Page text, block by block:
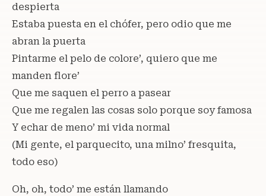
despierta
Estaba puesta en el chófer, pero odio que me
abran la puerta
Pintarme el pelo de colore’, quiero que me
manden flore’
Que me saquen el perro a pasear
Que me regalen las cosas solo porque soy famosa
Y echar de meno’ mi vida normal
(Mi gente, el parquecito, una milno’ fresquita,
todo eso)
Oh, oh, todo’ me están llamando